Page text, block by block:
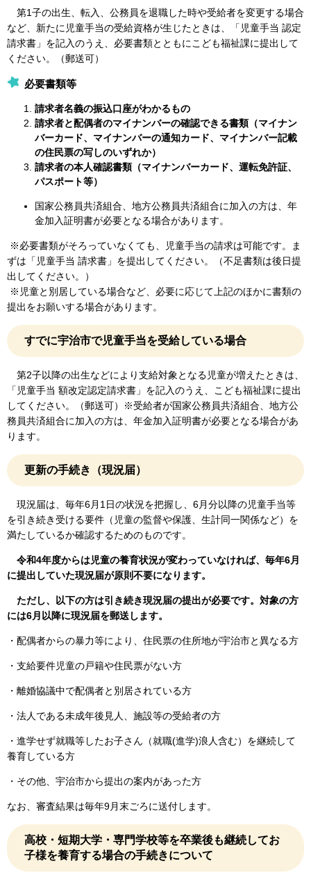
第1子の出生、転入、公務員を退職した時や受給者を変更する場合
など、新たに児童手当の受給資格が生じたときは、「児童手当 認定
請求書」を記入のうえ、必要書類とともにこども福祉課に提出して
ください。（郵送可）
必要書類等
請求者名義の振込口座がわかるもの
請求者と配偶者のマイナンバーの確認できる書類（マイナン
バーカード、マイナンバーの通知カード、マイナンバー記載
の住民票の写しのいずれか）
請求者の本人確認書類（マイナンバーカード、運転免許証、
パスポート等）
国家公務員共済組合、地方公務員共済組合に加入の方は、年
金加入証明書が必要となる場合があります。
※必要書類がそろっていなくても、児童手当の請求は可能です。ま
ずは「児童手当 請求書」を提出してください。（不足書類は後日提
出してください。）
※児童と別居している場合など、必要に応じて上記のほかに書類の
提出をお願いする場合があります。
すでに宇治市で児童手当を受給している場合
第2子以降の出生などにより支給対象となる児童が増えたときは、
「児童手当 額改定認定請求書」を記入のうえ、こども福祉課に提出
してください。（郵送可）※受給者が国家公務員共済組合、地方公
務員共済組合に加入の方は、年金加入証明書が必要となる場合があ
ります。
更新の手続き（現況届）
現況届は、毎年6月1日の状況を把握し、6月分以降の児童手当等
を引き続き受ける要件（児童の監督や保護、生計同一関係など）を
満たしているか確認するためのものです。
令和4年度からは児童の養育状況が変わっていなければ、毎年6月
に提出していた現況届が原則不要になります。
ただし、以下の方は引き続き現況届の提出が必要です。対象の方
には6月以降に現況届を郵送します。
・配偶者からの暴力等により、住民票の住所地が宇治市と異なる方
・支給要件児童の戸籍や住民票がない方
・離婚協議中で配偶者と別居されている方
・法人である未成年後見人、施設等の受給者の方
・進学せず就職等したお子さん（就職(進学)浪人含む）を継続して
養育している方
・その他、宇治市から提出の案内があった方
なお、審査結果は毎年9月末ごろに送付します。
高校・短期大学・専門学校等を卒業後も継続してお
子様を養育する場合の手続きについて​